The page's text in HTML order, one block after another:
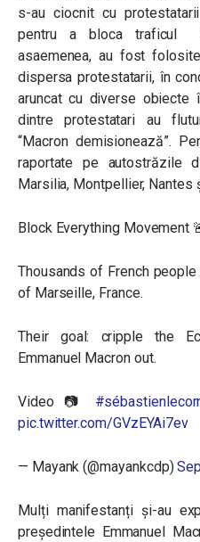
s-au ciocnit cu
pentru a bloca traficul
asaemenea, au fost
dispersa protestatarii, în
aruncat cu diverse
dintre protestatari au
“Macron demisionează”.
raportate pe autostrăzile
Marsilia, Montpellier, Nantes
Block Everything Movement
Thousands of French
of Marseille, France.
Their goal: cripple the
Emmanuel Macron out.
Video 📷
pic.twitter.com/GVzEYAi7ev
— Mayank (@mayankcdp)
Mulți manifestanți și-au
președintele Emmanuel